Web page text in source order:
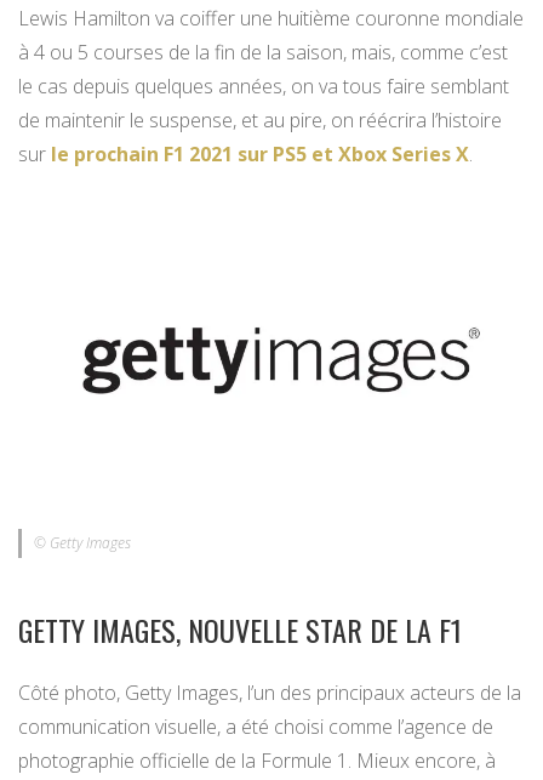
Lewis Hamilton va coiffer une huitième couronne mondiale
à 4 ou 5 courses de la fin de la saison, mais, comme c’est
le cas depuis quelques années, on va tous faire semblant
de maintenir le suspense, et au pire, on réécrira l’histoire
sur le prochain F1 2021 sur PS5 et Xbox Series X.
© Getty Images
GETTY IMAGES, NOUVELLE STAR DE LA F1
Côté photo, Getty Images, l’un des principaux acteurs de la
communication visuelle, a été choisi comme l’agence de
photographie officielle de la Formule 1. Mieux encore, à